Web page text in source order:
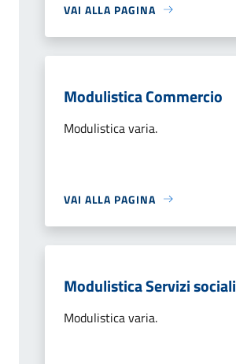
VAI ALLA PAGINA
Modulistica Commercio
Modulistica varia.
VAI ALLA PAGINA
Modulistica Servizi sociali
Modulistica varia.